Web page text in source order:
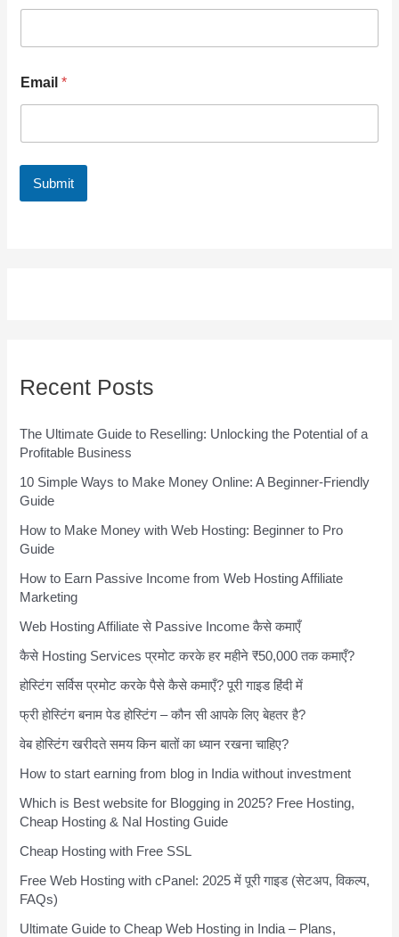
Email*
Submit
Recent Posts
The Ultimate Guide to Reselling: Unlocking the Potential of a
Profitable Business
10 Simple Ways to Make Money Online: A Beginner-Friendly
Guide
How to Make Money with Web Hosting: Beginner to Pro
Guide
How to Earn Passive Income from Web Hosting Affiliate
Marketing
Web Hosting Affiliate से Passive Income कैसे कमाएँ
कैसे Hosting Services प्रमोट करके हर महीने ₹50,000 तक कमाएँ?
होस्टिंग सर्विस प्रमोट करके पैसे कैसे कमाएँ? पूरी गाइड हिंदी में
फ्री होस्टिंग बनाम पेड होस्टिंग – कौन सी आपके लिए बेहतर है?
वेब होस्टिंग खरीदते समय किन बातों का ध्यान रखना चाहिए?
How to start earning from blog in India without investment
Which is Best website for Blogging in 2025? Free Hosting,
Cheap Hosting & Nal Hosting Guide
Cheap Hosting with Free SSL
Free Web Hosting with cPanel: 2025 में पूरी गाइड (सेटअप, विकल्प,
FAQs)
Ultimate Guide to Cheap Web Hosting in India – Plans,